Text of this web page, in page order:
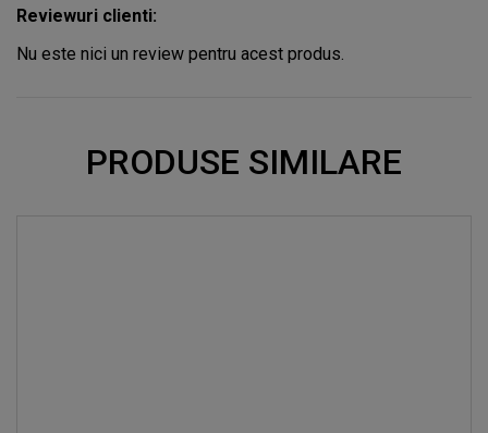
Reviewuri clienti:
Nu este nici un review pentru acest produs.
PRODUSE SIMILARE